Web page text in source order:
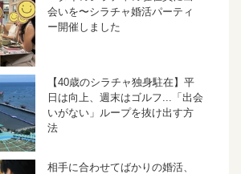
会いを〜シラチャ婚活パーティ
ー開催しました
【40歳のシラチャ独身駐在】平
日は向上、週末はゴルフ...「出会
いがない」ループを抜け出す方
法
相手に合わせてばかりの婚活、